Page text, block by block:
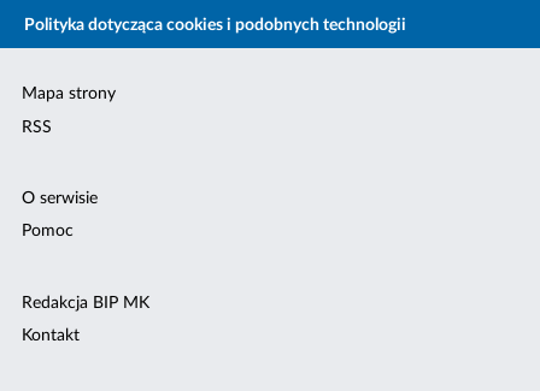
Polityka dotycząca cookies i podobnych technologii
Mapa strony
RSS
O serwisie
Pomoc
Redakcja BIP MK
Kontakt